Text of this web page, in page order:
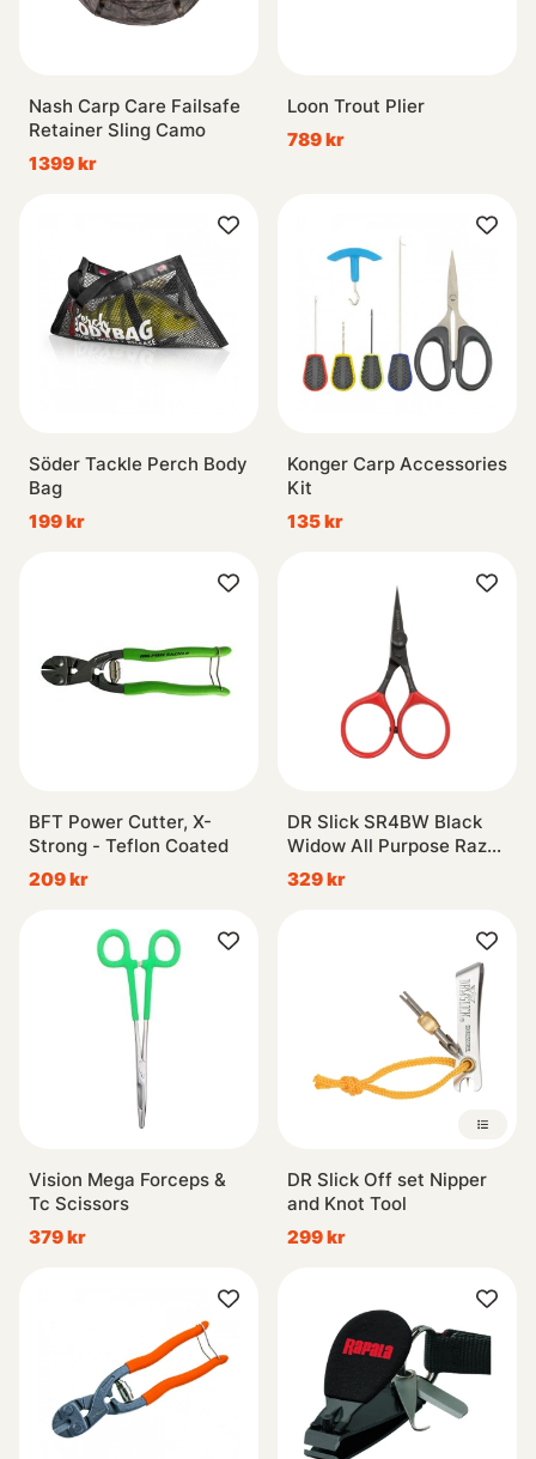
Nash Carp Care Failsafe
Retainer Sling Camo
1399 kr
Loon Trout Plier
789 kr
Söder Tackle Perch Body
Bag
199 kr
Konger Carp Accessories
Kit
135 kr
BFT Power Cutter, X-
Strong - Teflon Coated
209 kr
DR Slick SR4BW Black
Widow All Purpose Razor
Scissor 4'' Bent Shaft
Black and Red
329 kr
Vision Mega Forceps &
Tc Scissors
379 kr
DR Slick Off set Nipper
and Knot Tool
299 kr